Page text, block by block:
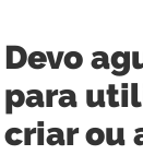
Devo
para
criar ou